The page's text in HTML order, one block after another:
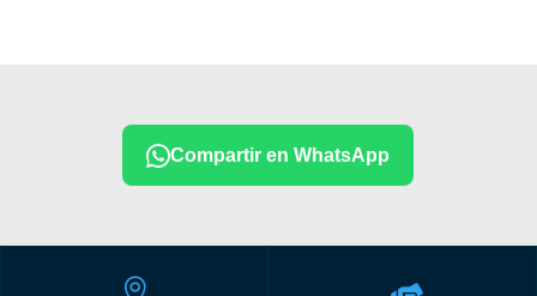
Compartir en WhatsApp